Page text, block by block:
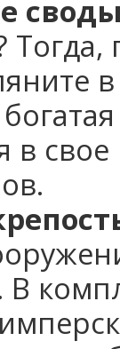
в свое